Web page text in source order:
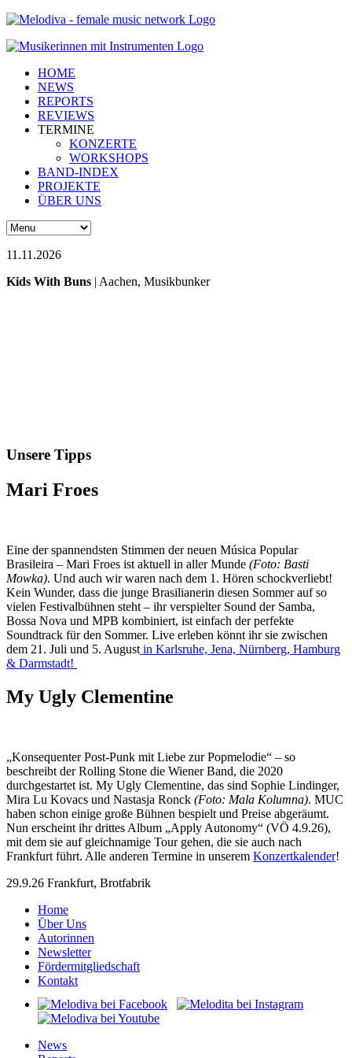
HOME
NEWS
REPORTS
REVIEWS
TERMINE
KONZERTE
WORKSHOPS
BAND-INDEX
PROJEKTE
ÜBER UNS
11.11.2026
Kids With Buns | Aachen, Musikbunker
Unsere Tipps
Mari Froes
Eine der spannendsten Stimmen der neuen Música Popular
Brasileira – Mari Froes ist aktuell in aller Munde (Foto: Basti
Mowka). Und auch wir waren nach dem 1. Hören schockverliebt!
Kein Wunder, dass die junge Brasilianerin diesen Sommer auf so
vielen Festivalbühnen steht – ihr verspielter Sound der Samba,
Bossa Nova und MPB kombiniert, ist einfach der perfekte
Soundtrack für den Sommer. Live erleben könnt ihr sie zwischen
dem 21. Juli und 5. August in Karlsruhe, Jena, Nürnberg, Hamburg
& Darmstadt!
My Ugly Clementine
„Konsequenter Post-Punk mit Liebe zur Popmelodie“ – so
beschreibt der Rolling Stone die Wiener Band, die 2020
durchgestartet ist. My Ugly Clementine, das sind Sophie Lindinger,
Mira Lu Kovacs und Nastasja Ronck (Foto: Mala Kolumna). MUC
haben schon einige große Bühnen bespielt und Preise abgeräumt.
Nun erscheint ihr drittes Album „Apply Autonomy“ (VÖ 4.9.26),
mit dem sie auf gleichnamige Tour gehen, die sie auch nach
Frankfurt führt. Alle anderen Termine in unserem Konzertkalender!
29.9.26 Frankfurt, Brotfabrik
Home
Über Uns
Autorinnen
Newsletter
Fördermitgliedschaft
Kontakt
News